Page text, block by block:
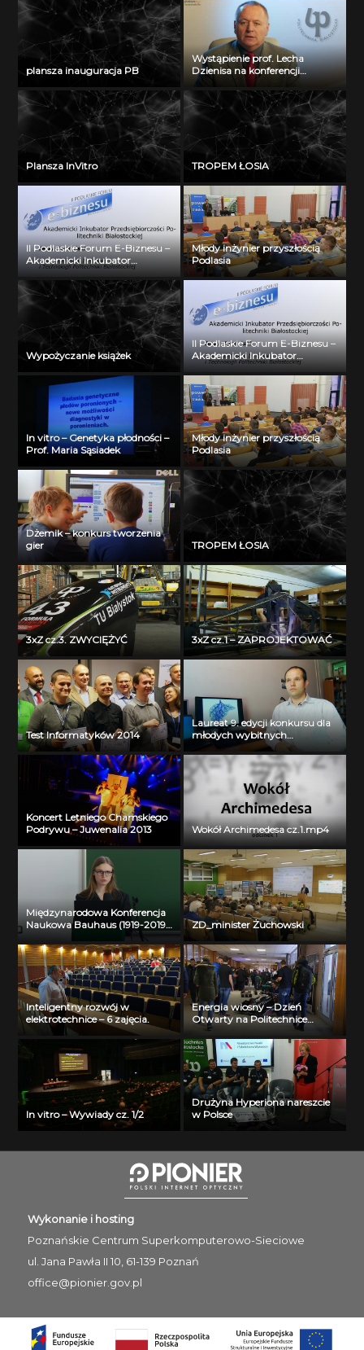
plansza inauguracja PB
Wystąpienie prof. Lecha
Dzienisa na konferencji
„Integration, partnership and
innovations in civil engineering
and education”
Plansza InVitro TROPEM ŁOSIA
II Podlaskie Forum E-Biznesu –
Akademicki Inkubator
Przedsiębiorczości Politechniki
Białostockiej – Jerzy Muszyński
Młody inżynier przyszłością
Podlasia
Wypożyczanie książek
II Podlaskie Forum E-Biznesu –
Akademicki Inkubator
Przedsiębiorczości Politechniki
Białostockiej – Jerzy Muszyński
In vitro – Genetyka płodności –
Prof. Maria Sąsiadek
Młody inżynier przyszłością
Podlasia
Dżemik – konkurs tworzenia
gier
TROPEM ŁOSIA
3xZ cz.3. ZWYCIĘŻYĆ 3xZ cz.1 – ZAPROJEKTOWAĆ
Test Informatyków 2014
Laureat 9. edycji konkursu dla
młodych wybitnych
naukowców- dr inż. Krzysztof
Jurczuk
Koncert Letniego Chamskiego
Podrywu – Juwenalia 2013
Wokół Archimedesa cz.1.mp4
Międzynarodowa Konferencja
Naukowa Bauhaus (1919-2019)
Past – Present – Future – Liva
Garkaje
ZD_minister Żuchowski
Inteligentny rozwój w
elektrotechnice – 6 zajęcia.
Energia wiosny – Dzień
Otwarty na Politechnice
Białostockiej
In vitro – Wywiady cz. 1/2
Drużyna Hyperiona nareszcie
w Polsce
Wykonanie i hosting
Poznańskie Centrum Superkomputerowo-Sieciowe
ul. Jana Pawła II 10, 61-139 Poznań
office@pionier.gov.pl